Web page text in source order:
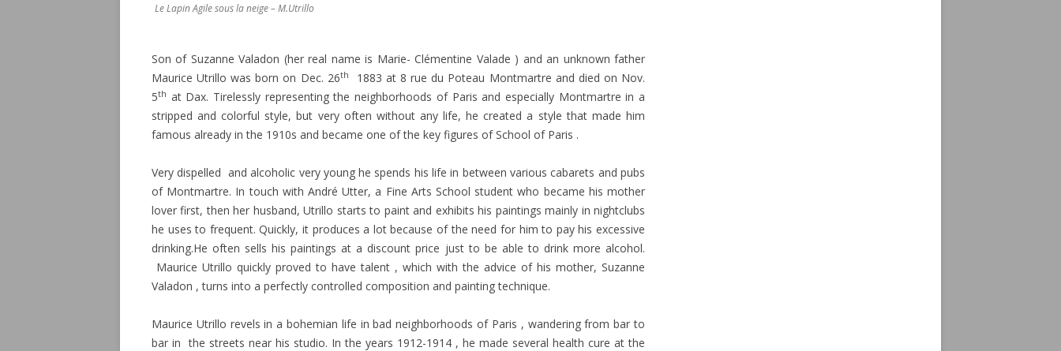
Le Lapin Agile sous la neige – M.Utrillo
Son of Suzanne Valadon (her real name is Marie- Clémentine Valade ) and an unknown father
Maurice Utrillo was born on Dec. 26th
1883 at 8 rue du Poteau Montmartre and died on Nov.
5th at Dax. Tirelessly representing the neighborhoods of Paris and especially Montmartre in a
stripped and colorful style, but very often without any life, he created a style that made ​​him
famous already in the 1910s and became one of the key figures of School of Paris .
Very dispelled and alcoholic very young he spends his life in between various cabarets and pubs
of Montmartre. In touch with André Utter, a Fine Arts School student who became his mother
lover first, then her husband, Utrillo starts to paint and exhibits his paintings mainly in nightclubs
he uses to frequent. Quickly, it produces a lot because of the need for him to pay his excessive
drinking.He often sells his paintings at a discount price just to be able to drink more alcohol.
Maurice Utrillo quickly proved to have talent , which with the advice of his mother, Suzanne
Valadon , turns into a perfectly controlled composition and painting technique.
Maurice Utrillo revels in a bohemian life in bad neighborhoods of Paris , wandering from bar to
bar in the streets near his studio. In the years 1912-1914 , he made ​​several health cure at the